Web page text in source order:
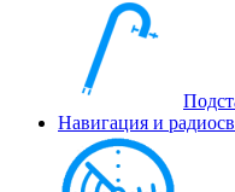
Навигация и